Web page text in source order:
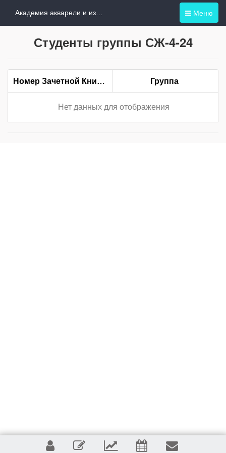
Меню
Студенты группы СЖ-4-24
Номер Зачетной Книжки Группа
Нет данных для отображения